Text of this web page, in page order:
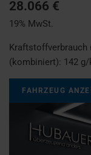
28.066 €
19% MwSt.
Kraftstoffverbrauch
(kombiniert): 142
FAHRZEUG